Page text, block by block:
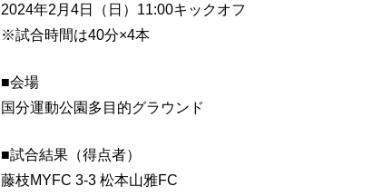
2024年2月4日（日）11:00キックオフ
※試合時間は40分×4本
■会場
国分運動公園多目的グラウンド
■試合結果（得点者）
藤枝MYFC 3-3 松本山雅FC